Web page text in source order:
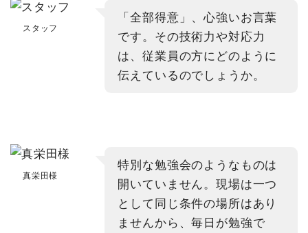
スタッフ
「全部得意」、心強いお言葉
です。その技術力や対応力
は、従業員の方にどのように
伝えているのでしょうか。
真栄田様
特別な勉強会のようなものは
開いていません。現場は一つ
として同じ条件の場所はあり
ませんから、毎日が勉強で